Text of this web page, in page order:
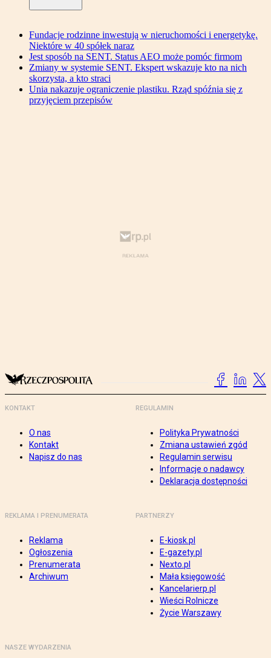
Fundacje rodzinne inwestują w nieruchomości i energetykę.
Niektóre w 40 spółek naraz
Jest sposób na SENT. Status AEO może pomóc firmom
Zmiany w systemie SENT. Ekspert wskazuje kto na nich
skorzysta, a kto straci
Unia nakazuje ograniczenie plastiku. Rząd spóźnia się z
przyjęciem przepisów
KONTAKT
O nas
Kontakt
Napisz do nas
REGULAMIN
Polityka Prywatności
Zmiana ustawień zgód
Regulamin serwisu
Informacje o nadawcy
Deklaracja dostępności
REKLAMA I PRENUMERATA
Reklama
Ogłoszenia
Prenumerata
Archiwum
PARTNERZY
E-kiosk.pl
E-gazety.pl
Nexto.pl
Mała księgowość
Kancelarierp.pl
Wieści Rolnicze
Życie Warszawy
NASZE WYDARZENIA